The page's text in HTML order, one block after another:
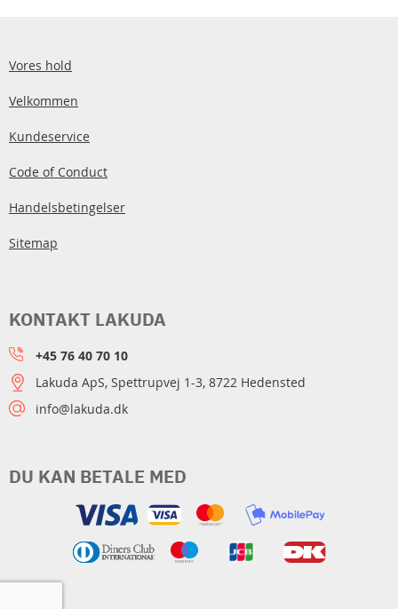
Vores hold
Velkommen
Kundeservice
Code of Conduct
Handelsbetingelser
Sitemap
DU KAN BETALE MED
KONTAKT LAKUDA
+45 76 40 70 10
Lakuda ApS, Spettrupvej 1-3, 8722 Hedensted
info@lakuda.dk